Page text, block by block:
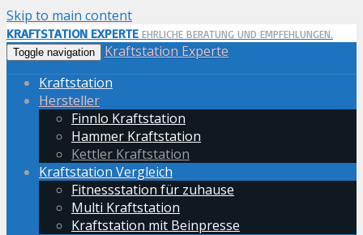
Skip to main content
KRAFTSTATION EXPERTE EHRLICHE BERATUNG UND EMPFEHLUNGEN.
Toggle navigation
Kraftstation Experte
Kraftstation
Hersteller
Finnlo Kraftstation
Hammer Kraftstation
Kettler Kraftstation
Kraftstation Vergleich
Fitnessstation für zuhause
Multi Kraftstation
Kraftstation mit Beinpresse